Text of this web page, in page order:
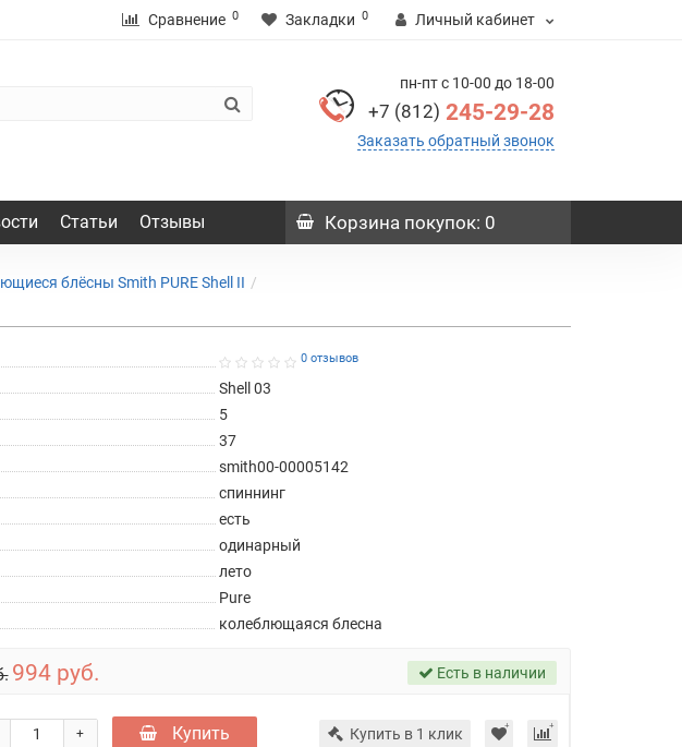
Сравнение 0 Закладки 0 Личный кабинет
пн-пт с 10-00 до 18-00
+7 (812) 245-29-28
Заказать обратный звонок
Статьи Отзывы Корзина покупок: 0
блёсны Smith PURE Shell II
0 отзывов
Shell 03
5
37
smith00-00005142
спиннинг
есть
одинарный
лето
Pure
колеблющаяся блесна
994 руб. Есть в наличии
+ Купить Купить в 1 клик